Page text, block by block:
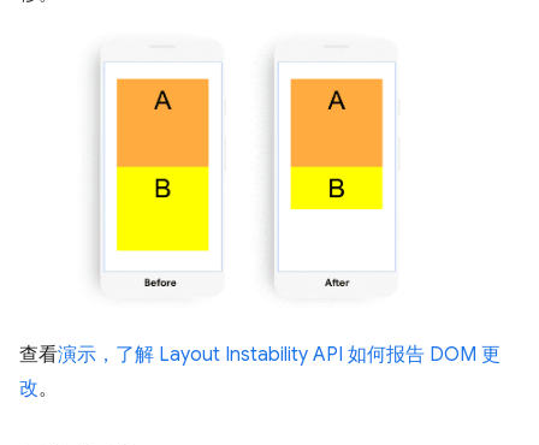
查看演示，了解 Layout Instability API 如何报告 DOM 更
改。